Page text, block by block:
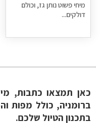
מיחי פשוט נותן גז, וכולם
דולקים...
כאן תמצאו כתבות,
ברומניה, כולל מפות
בתכנון הטיול שלכם.